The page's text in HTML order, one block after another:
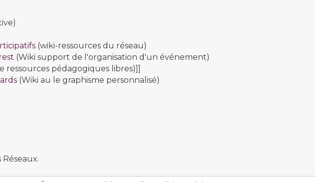
(wiki-ressources du réseau)
(Wiki support de l'organisation d'un événement)
ressources pédagogiques libres)]]
(Wiki au le graphisme personnalisé)